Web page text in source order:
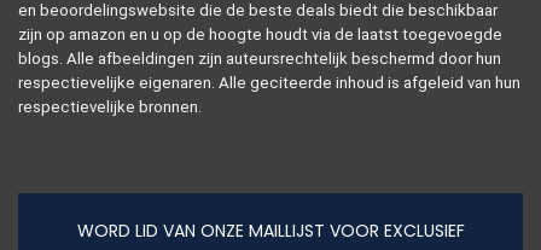
en beoordelingswebsite die de beste deals biedt die beschikbaar
zijn op amazon en u op de hoogte houdt via de laatst toegevoegde
blogs. Alle afbeeldingen zijn auteursrechtelijk beschermd door hun
respectievelijke eigenaren. Alle geciteerde inhoud is afgeleid van hun
respectievelijke bronnen.
WORD LID VAN ONZE MAILLIJST VOOR EXCLUSIEF